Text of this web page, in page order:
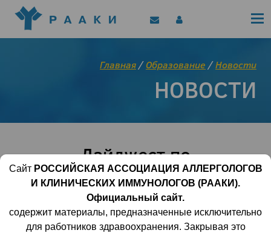
Клинические рекомендации
Позиционные документы
EAACI/РААКИ (статьи)
Цифровой канал
Главная/Образование /Новости
НОВОСТИ
Дайджест по
аллергологии и
иммунологии, ноябрь
2022г.
Сайт РОССИЙСКАЯ АССОЦИАЦИЯ АЛЛЕРГОЛОГОВ
И КЛИНИЧЕСКИХ ИММУНОЛОГОВ (РААКИ).
Официальный сайт.
содержит материалы, предназначенные исключительно
для работников здравоохранения. Закрывая это